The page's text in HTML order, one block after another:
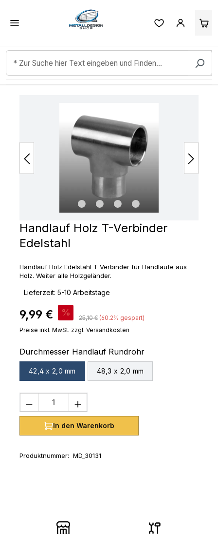
Zum Hauptinhalt springen
Handlauf Holz T-Verbinder
Edelstahl
Handlauf Holz Edelstahl T-Verbinder für Handläufe aus
Holz. Weiter alle Holzgeländer.
Lieferzeit: 5-10 Arbeitstage
Verkaufspreis:
9,99 € % Regulärer Preis:
25,10 € (60.2% gespart)
Preise inkl. MwSt. zzgl. Versandkosten
Durchmesser Handlauf Rundrohrauswählen
42,4 x 2,0 mm 48,3 x 2,0 mm
Produkt Anzahl: Gib den
In den Warenkorb
Produktnummer: MD_30131